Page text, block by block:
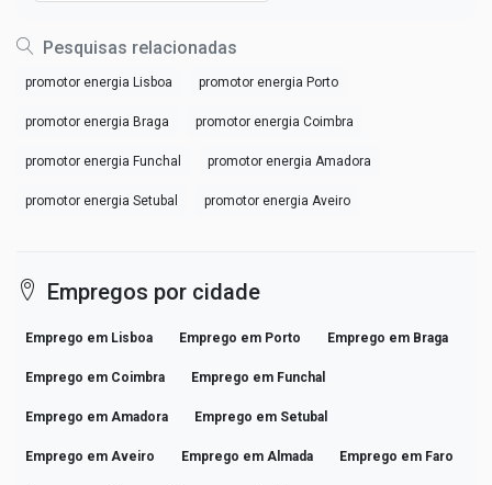
Pesquisas relacionadas
promotor energia Lisboa promotor energia Porto
promotor energia Braga promotor energia Coimbra
promotor energia Funchal promotor energia Amadora
promotor energia Setubal promotor energia Aveiro
Empregos por cidade
Emprego em Lisboa Emprego em Porto Emprego em Braga
Emprego em Coimbra Emprego em Funchal
Emprego em Amadora Emprego em Setubal
Emprego em Aveiro Emprego em Almada Emprego em Faro